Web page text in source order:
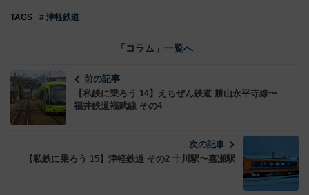
TAGS # 津軽鉄道
「コラム」一覧へ
前の記事
【私鉄に乗ろう 14】えちぜん鉄道 勝山永平寺線〜
福井鉄道福武線 その4
次の記事
【私鉄に乗ろう 15】津軽鉄道 その2 十川駅〜嘉瀬駅